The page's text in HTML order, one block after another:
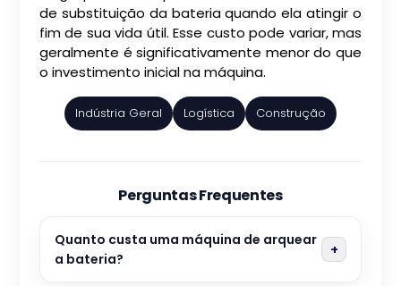
de substituição da bateria quando ela atingir o
fim de sua vida útil. Esse custo pode variar, mas
geralmente é significativamente menor do que
o investimento inicial na máquina.
Indústria Geral Logística Construção
Perguntas Frequentes
Quanto custa uma máquina de arquear
a bateria?